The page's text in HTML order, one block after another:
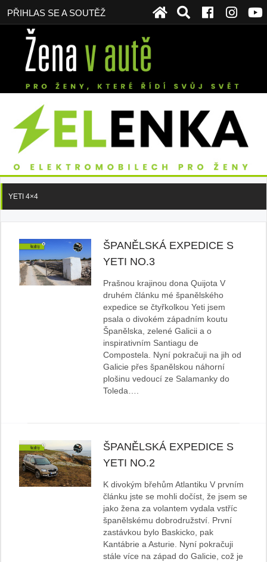
PŘIHLAS SE A SOUTĚŽ
YETI 4×4
ŠPANĚLSKÁ EXPEDICE S
YETI NO.3
Prašnou krajinou dona Quijota V
druhém článku mé španělského
expedice se čtyřkolkou Yeti jsem
psala o divokém západním koutu
Španělska, zelené Galicii a o
inspirativním Santiagu de
Compostela. Nyní pokračuji na jih od
Galicie přes španělskou náhorní
plošinu vedoucí ze Salamanky do
Toleda….
ŠPANĚLSKÁ EXPEDICE S
YETI NO.2
K divokým břehům Atlantiku V prvním
článku jste se mohli dočíst, že jsem se
jako žena za volantem vydala vstříc
španělskému dobrodružství. První
zastávkou bylo Baskicko, pak
Kantábrie a Asturie. Nyní pokračuji
stále více na západ do Galicie, což je